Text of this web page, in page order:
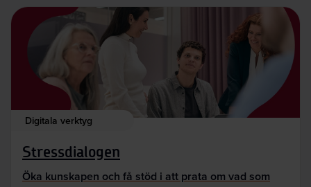
Digitala verktyg
Stressdialogen
Öka kunskapen och få stöd i att prata om vad som